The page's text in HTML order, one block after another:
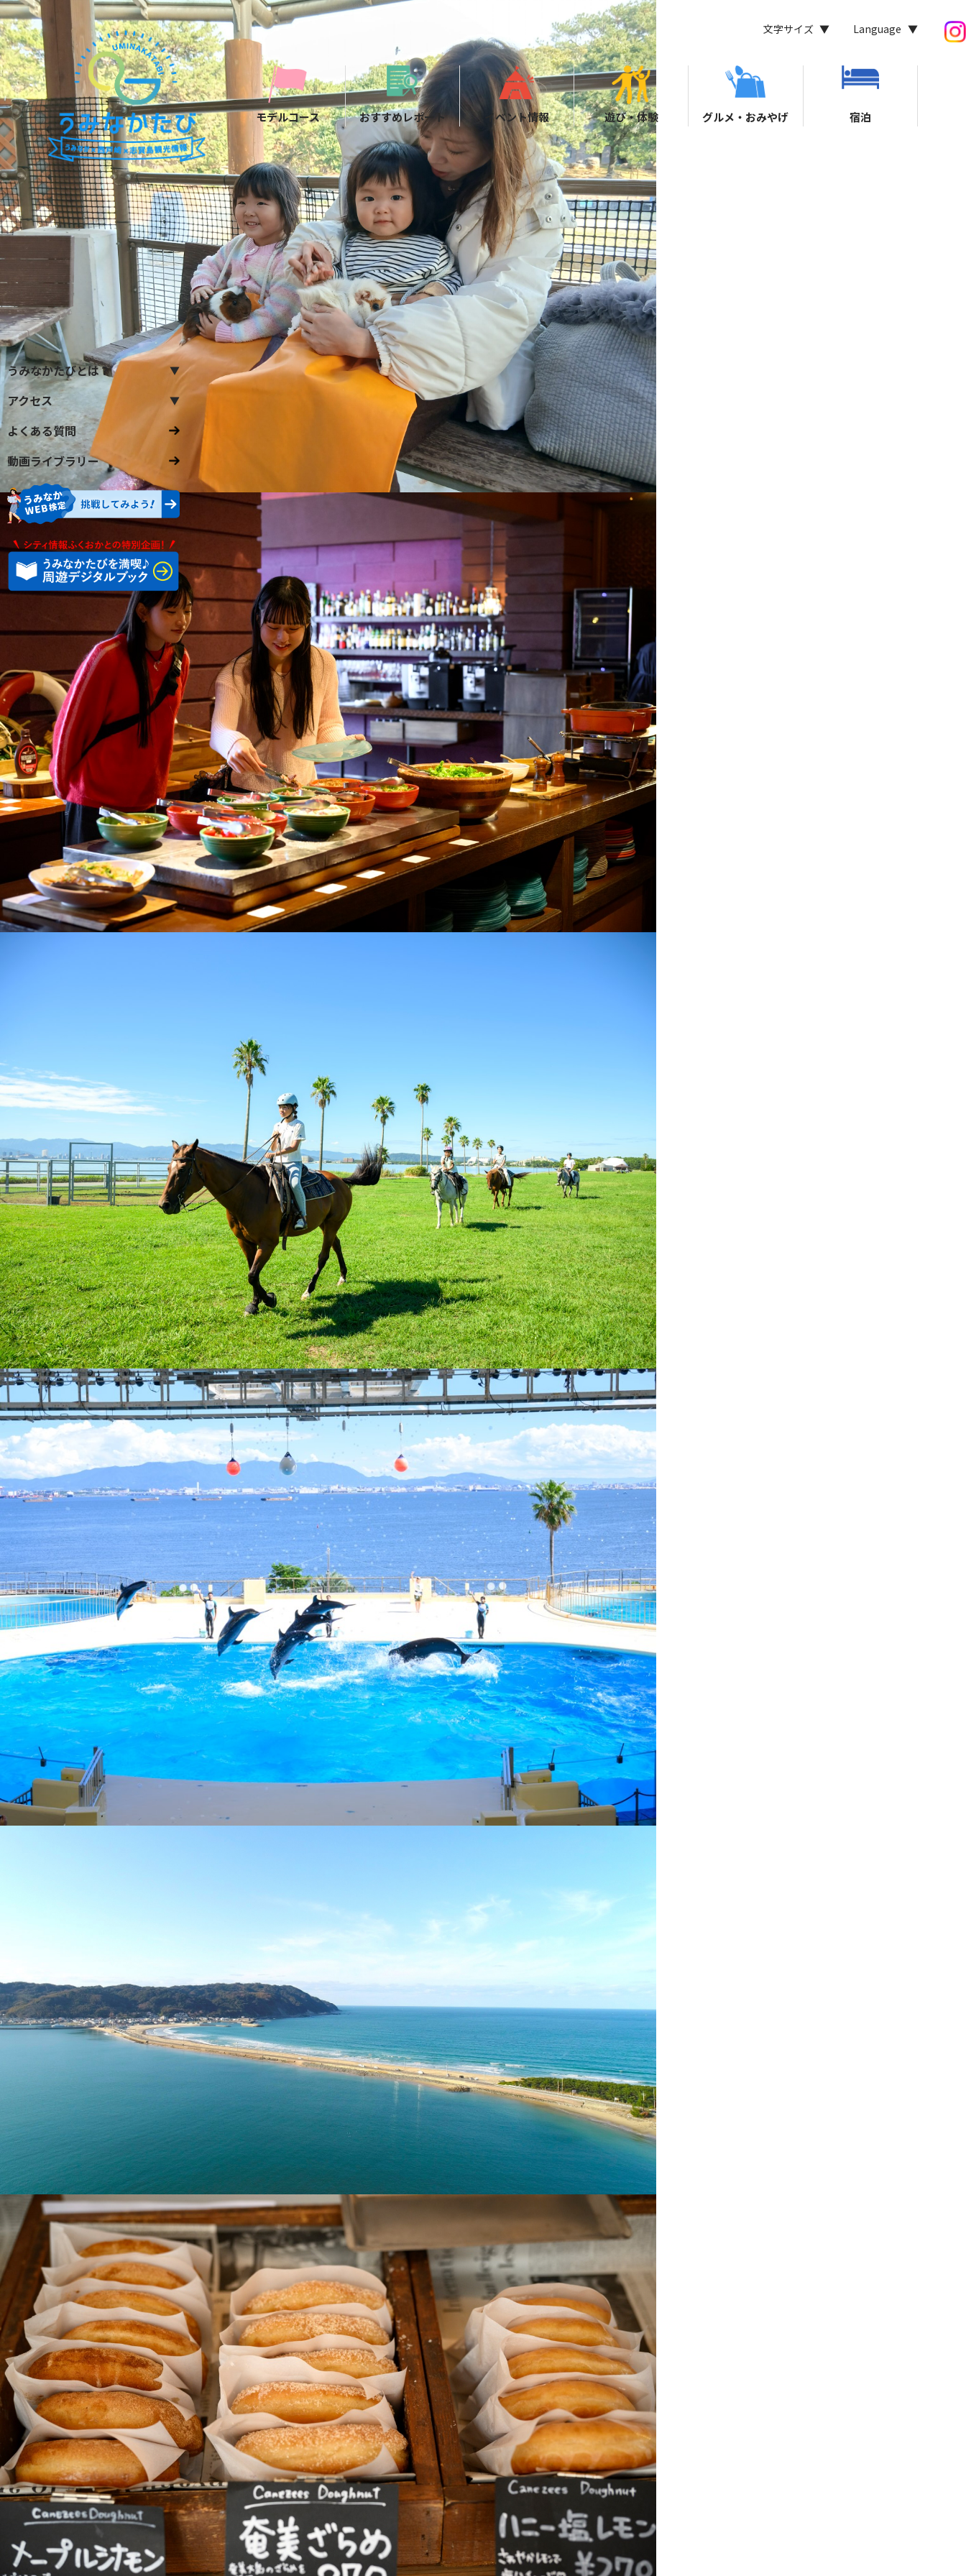
モデルコース おすすめレポート イベント情報 遊び・体験 グルメ・おみやげ 宿泊
うみなかたびとは？
アクセス
よくある質問
動画ライブラリー
文字サイズ Language